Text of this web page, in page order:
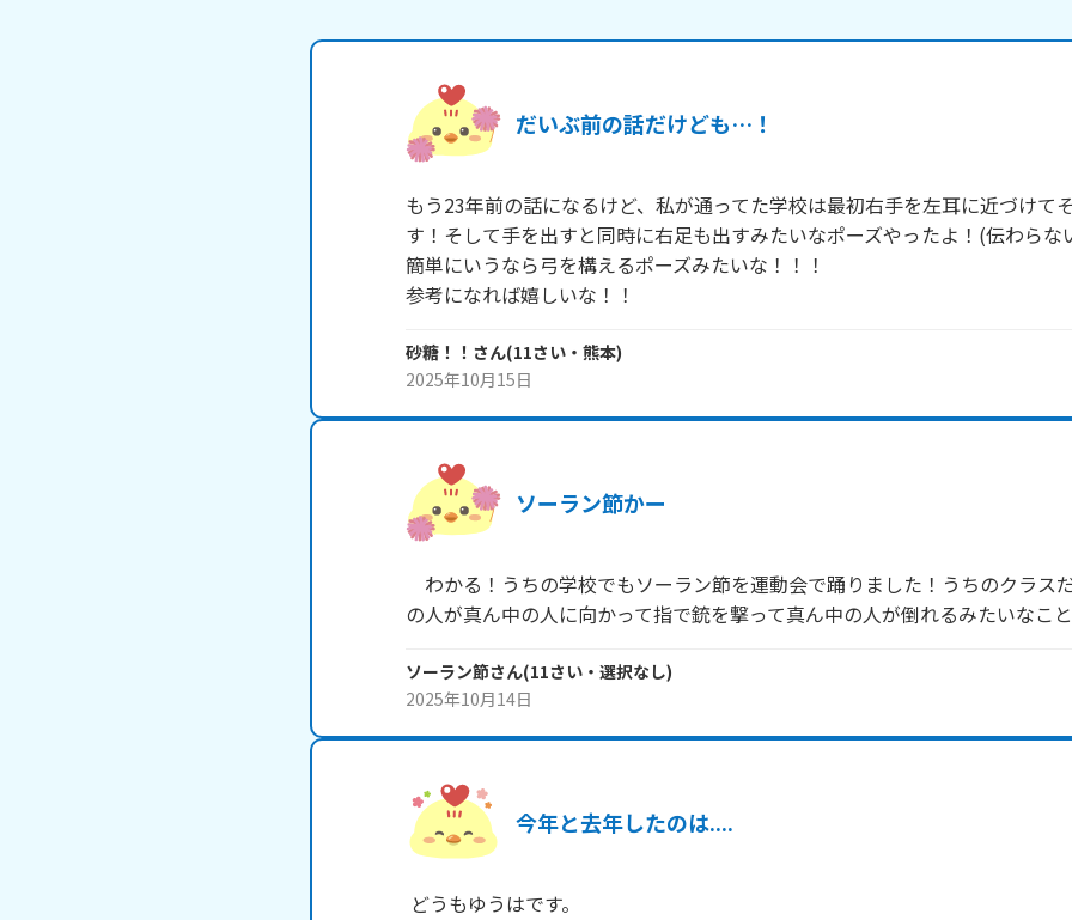
だいぶ前の話だけども…！
もう23年前の話になるけど、私が通ってた学校は最初右手を左耳に近づけて
す！そして手を出すと同時に右足も出すみたいなポーズやったよ！(伝わら
簡単にいうなら弓を構えるポーズみたいな！！！
砂糖！！ さん(11さい・ 熊本)
2025年10月15日
ソーラン節かー
わかる！うちの学校でもソーラン節を運動会で踊りました！うちのクラス
の人が真ん中の人に向かって指で銃を撃って真ん中の人が倒れるみたいなこと
ソーラン節さん(11さい・ 選択なし)
2025年10月14日
今年と去年したのは....